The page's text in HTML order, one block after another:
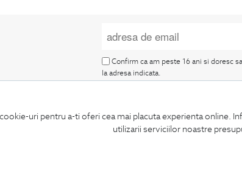
uri pentru a-ti oferi cea mai placuta experienta online.
utilizarii serviciilor noastre
Confirm ca am peste 16 ani si doresc
la adresa indicata.